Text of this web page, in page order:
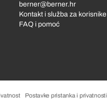
berner@berner.hr
Kontakt i služba za korisnike
FAQ i pomoć
Postavke pristanka i privatnosti